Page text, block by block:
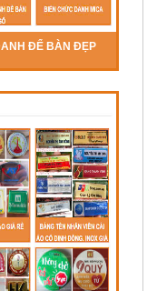
ĐỂ BÀN ĐẸP